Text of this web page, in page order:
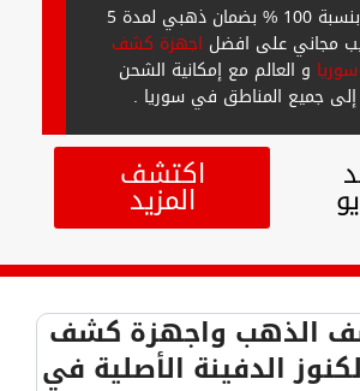
أجهزة أصلية بنسبة 100 % بضمان ذهبي لمدة 5
مجاني على افضل اجهزة كشف
و العالم مع إمكانية الشحن
إلى جميع المناطق في سوريا .
اكتشف
المزيد
الذهب واجهزة كشف
الدفينة الأصلية في